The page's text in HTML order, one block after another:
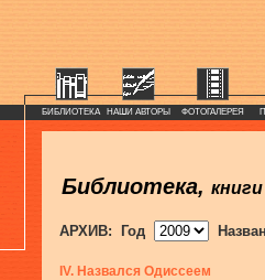
БИБЛИОТЕКА НАШИ АВТОРЫ ФОТОГАЛЕРЕЯ
Библиотека, книги
АРХИВ: Год
IV. Назвался Одиссеем